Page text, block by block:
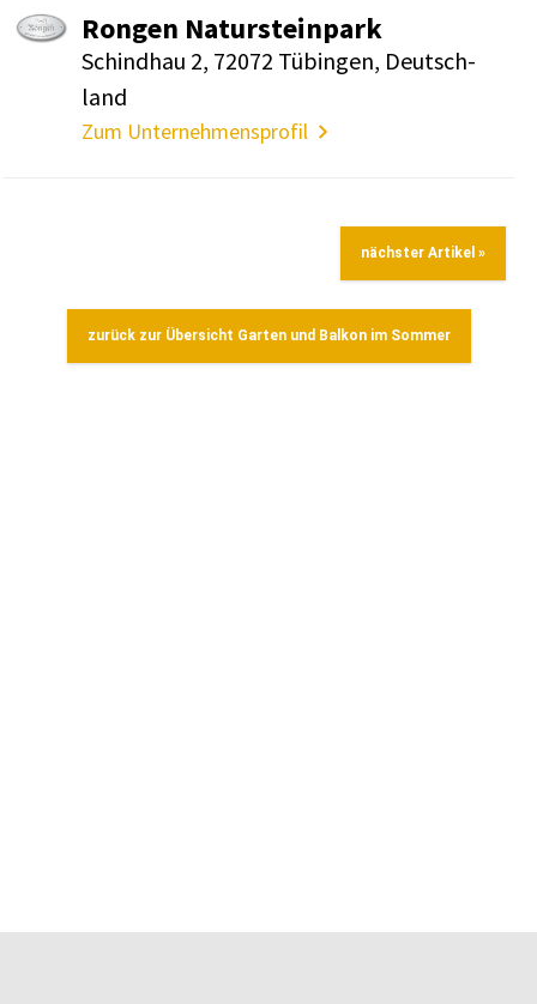
Rongen Natur­stein­park
Schindhau 2, 72072 Tübingen, Deutsch­
land
Zum Unternehmensprofil
nächster Artikel »
zurück zur Übersicht Garten und Balkon im Sommer